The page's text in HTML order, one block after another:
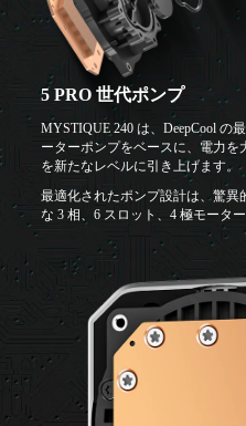
5 PRO 世代ポンプ
MYSTIQUE 240 は、DeepCool の
ーターポンプをベースに、電力を
を新たなレベルに引き上げます。
最適化されたポンプ設計は、驚異
な 3 相、6 スロット、4 極モータ